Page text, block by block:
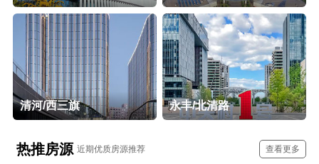
清河/西三旗 永丰/北清路
热推房源 近期优质房源推荐 查看更多